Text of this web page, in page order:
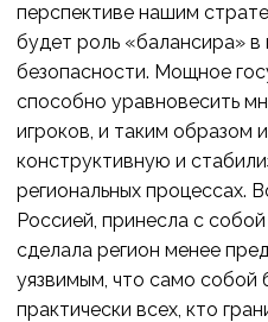
перспективе нашим
будет роль «балансира» в
безопасности. Мощное
способно уравновесить
игроков, и таким образом
конструктивную и
региональных процессах.
Россией, принесла с
сделала регион менее
уязвимым, что само собой
практически всех, кто